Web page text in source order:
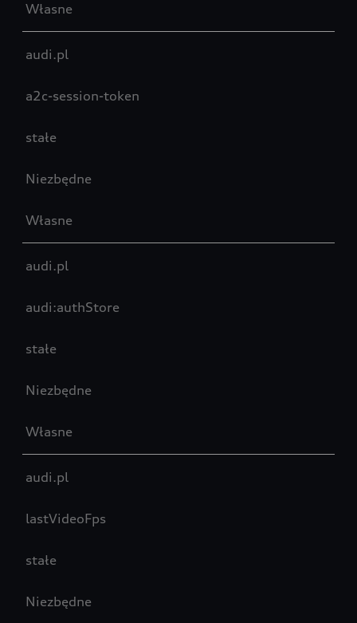
Własne
audi.pl
a2c-session-token
stałe
Niezbędne
Własne
audi.pl
audi:authStore
stałe
Niezbędne
Własne
audi.pl
lastVideoFps
stałe
Niezbędne